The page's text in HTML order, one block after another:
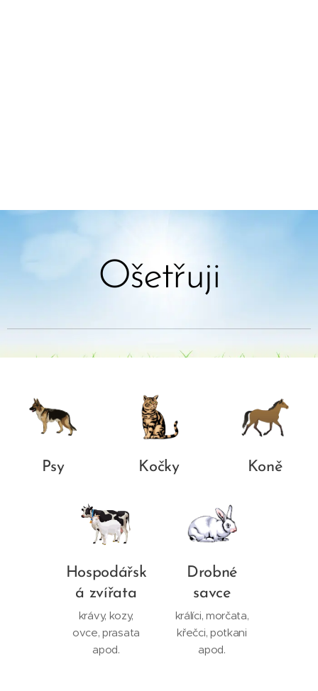
Ošetřuji
Psy Kočky Koně
Hospodářsk
á zvířata
krávy, kozy,
ovce, prasata
apod.
Drobné
savce
králíci, morčata,
křečci, potkani
apod.